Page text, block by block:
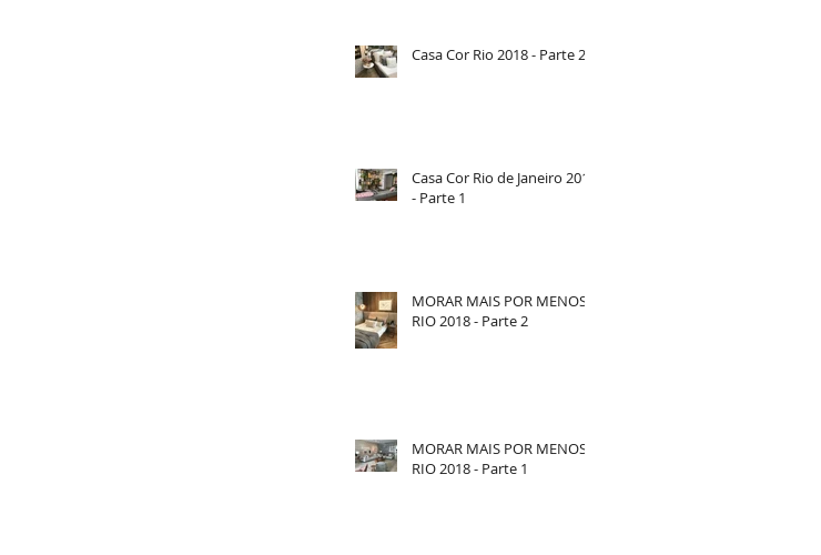
Casa Cor Rio 2018 - Parte 2
Casa Cor Rio de Janeiro 2018
- Parte 1
MORAR MAIS POR MENOS
RIO 2018 - Parte 2
MORAR MAIS POR MENOS
RIO 2018 - Parte 1